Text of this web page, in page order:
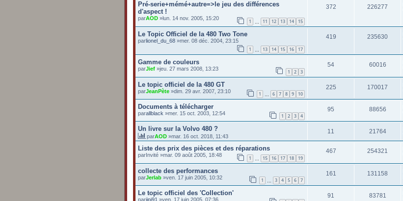
Pré-serie+mémé+autre=>le jeu des différences
d'aspect !
parAOD »lun. 14 nov. 2005, 15:20 1 11 12 13 14 15
372 226277
Le Topic Officiel de la 480 Two Tone
parlionel_du_68 »mer. 08 déc. 2004, 23:15
1 … 13 14 15 16 17
419 235630
Gamme de couleurs
parJief »jeu. 27 mars 2008, 13:23 1 2 3
54 60016
Le topic officiel de la 480 GT
parJeanPète »dim. 29 avr. 2007, 23:10 1 6 7 8 9 10
225 170017
Documents à télécharger
parallblack »mer. 15 oct. 2003, 12:54 1 2 3 4
95 88656
Un livre sur la Volvo 480 ?
parAOD »mar. 16 oct. 2018, 11:43
11 21764
Liste des prix des pièces et des réparations
par Invité »mar. 09 août 2005, 18:48 1 15 16 17 18 19
467 254321
collecte des performances
parJerlab »ven. 17 juin 2005, 10:32 1 … 3 4 5 6 7
161 131158
Le topic officiel des 'Collection'
parjipi91 »ven. 17 juin 2005, 07:36
91 83781